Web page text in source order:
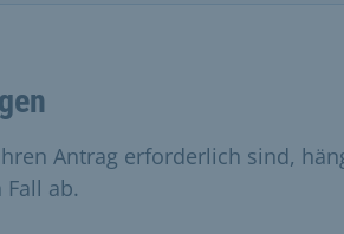
Antrag erforderlich sind,
ab.